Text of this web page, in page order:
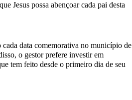
Jesus possa abençoar cada pai desta
data comemorativa no município de
o gestor prefere investir em
tem feito desde o primeiro dia de seu